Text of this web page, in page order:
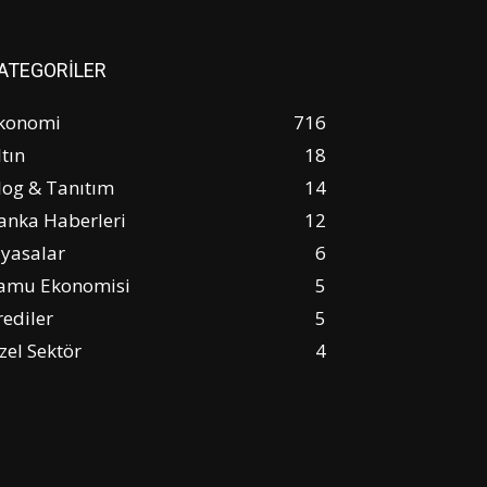
716
18
& Tanıtım
14
Haberleri
12
6
Ekonomisi
5
5
Sektör
4